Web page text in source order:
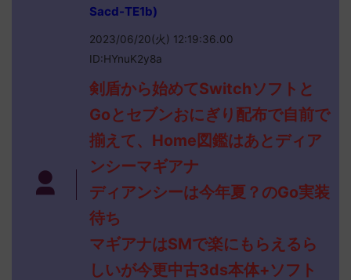
Sacd-TE1b)
2023/06/20(火) 12:19:36.00
ID:HYnuK2y8a
剣盾から始めてSwitchソフトと
Goとセブンおにぎり配布で自前で
揃えて、Home図鑑はあとディア
ンシーマギアナ
ディアンシーは今年夏？のGo実装
待ち
マギアナはSMで楽にもらえるら
しいが今更中古3ds本体+ソフト